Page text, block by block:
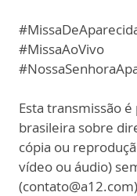
#MissaAoVivo
Esta transmissão
brasileira sobre
cópia ou
vídeo ou áudio)